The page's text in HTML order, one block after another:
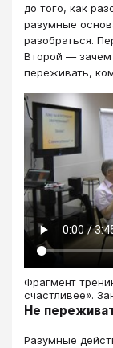
до того, как
разумные
разобраться.
Второй —
переживать,
Фрагмент
счастливее».
Не
Разумные